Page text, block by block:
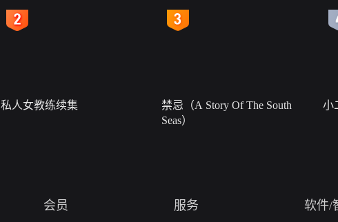
私人女教练续集
禁忌（A Story Of The South
Seas）
小
会员 服务 软件/